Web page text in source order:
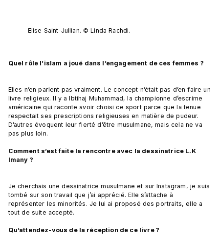
Elise Saint-Jullian. © Linda Rachdi.
Quel rôle l’islam a joué dans l’engagement de ces femmes ?
Elles n’en parlent pas vraiment. Le concept n’était pas d’en faire un
livre religieux. Il y a Ibtihaj Muhammad, la championne d’escrime
américaine qui raconte avoir choisi ce sport parce que la tenue
respectait ses prescriptions religieuses en matière de pudeur.
D’autres évoquent leur fierté d’être musulmane, mais cela ne va
pas plus loin.
Comment s’est faite la rencontre avec la dessinatrice L.K
Imany ?
Je cherchais une dessinatrice musulmane et sur Instagram, je suis
tombé sur son travail que j’ai apprécié. Elle s’attache à
représenter les minorités. Je lui ai proposé des portraits, elle a
tout de suite accepté.
Qu’attendez-vous de la réception de ce livre ?